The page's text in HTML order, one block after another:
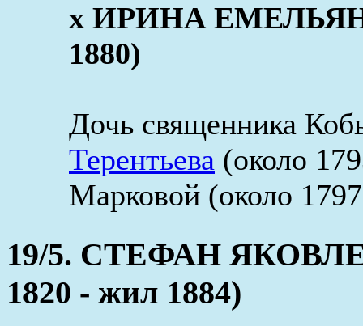
x ИРИНА
1880)
Дочь священника
Терентьева (около
Марковой (около
19/5. СТЕФАН
1820 - жил 1884)